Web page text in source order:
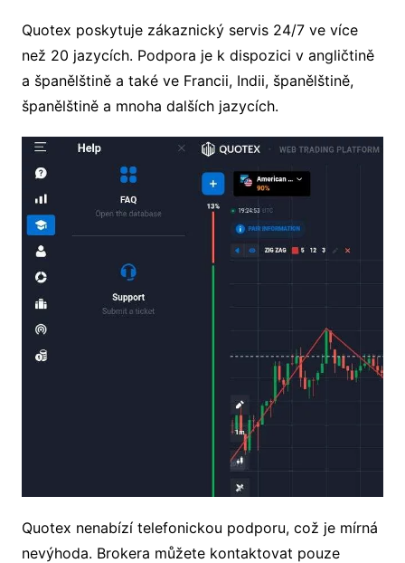
Quotex poskytuje zákaznický servis 24/7 ve více
než 20 jazycích. Podpora je k dispozici v angličtině
a španělštině a také ve Francii, Indii, španělštině,
španělštině a mnoha dalších jazycích.
Quotex nenabízí telefonickou podporu, což je mírná
nevýhoda. Brokera můžete kontaktovat pouze